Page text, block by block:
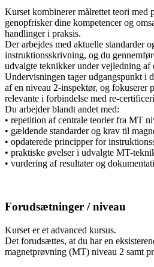
Kurset kombinerer målrettet teori
genopfrisker dine kompetencer og
handlinger i praksis.
Der arbejdes med aktuelle standarder
instruktionsskrivning, og du
udvalgte teknikker under vejledning af
Undervisningen tager udgangspunkt i
af en niveau 2-inspektør, og fokuserer
relevante i forbindelse med re-
Du arbejder blandt andet med:
• repetition af centrale teorier fra MT
• gældende standarder og krav til
• opdaterede principper for
• praktiske øvelser i udvalgte MT-
• vurdering af resultater og
Forudsætninger / niveau
Kurset er et advanced kursus.
Det forudsættes, at du har en
magnetprøvning (MT) niveau 2 samt